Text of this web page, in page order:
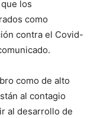
los
como
contra el Covid-
como de alto
al contagio
al desarrollo de